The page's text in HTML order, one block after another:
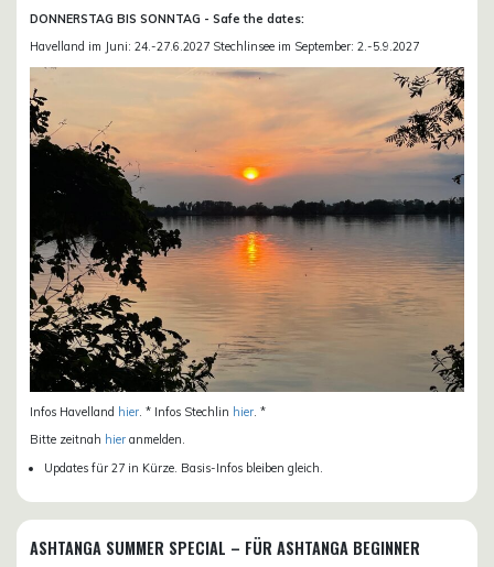
DONNERSTAG BIS SONNTAG - Safe the dates:
Havelland im Juni: 24.-27.6.2027 Stechlinsee im September: 2.-5.9.2027
Infos Havelland hier . * Infos Stechlin hier . *
Bitte zeitnah hier anmelden.
Updates für 27 in Kürze. Basis-Infos bleiben gleich.
ASHTANGA SUMMER SPECIAL – FÜR ASHTANGA BEGINNER